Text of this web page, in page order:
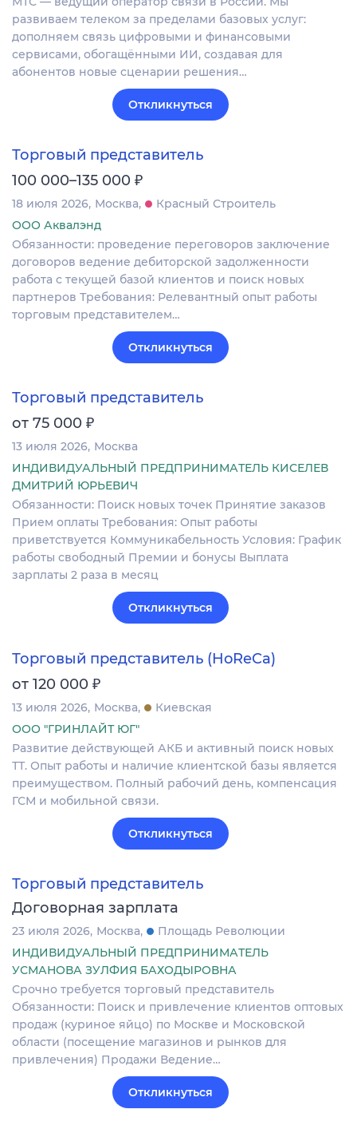
развиваем телеком за пределами базовых услуг:
дополняем связь цифровыми и финансовыми
сервисами, обогащёнными ИИ, создавая для
абонентов новые сценарии решения…
Откликнуться
Торговый представитель
100 000–135 000 ₽
18 июля 2026 Москва
Красный Строитель
ООО Аквалэнд
Обязанности: проведение переговоров заключение
договоров ведение дебиторской задолженности
работа с текущей базой клиентов и поиск новых
партнеров Требования: Релевантный опыт работы
торговым представителем…
Откликнуться
Торговый представитель
от 75 000 ₽
13 июля 2026 Москва
ИНДИВИДУАЛЬНЫЙ ПРЕДПРИНИМАТЕЛЬ КИСЕЛЕВ
ДМИТРИЙ ЮРЬЕВИЧ
Обязанности: Поиск новых точек Принятие заказов
Прием оплаты Требования: Опыт работы
приветствуется Коммуникабельность Условия: График
работы свободный Премии и бонусы Выплата
зарплаты 2 раза в месяц
Откликнуться
Торговый представитель (HoReCa)
от 120 000 ₽
13 июля 2026 Москва
Киевская
ООО "ГРИНЛАЙТ ЮГ"
Развитие действующей АКБ и активный поиск новых
ТТ. Опыт работы и наличие клиентской базы является
преимуществом. Полный рабочий день, компенсация
ГСМ и мобильной связи.
Откликнуться
Торговый представитель
Договорная зарплата
23 июля 2026 Москва
Площадь Революции
ИНДИВИДУАЛЬНЫЙ ПРЕДПРИНИМАТЕЛЬ
УСМАНОВА ЗУЛФИЯ БАХОДЫРОВНА
Срочно требуется торговый представитель
Обязанности: Поиск и привлечение клиентов оптовых
продаж (куриное яйцо) по Москве и Московской
области (посещение магазинов и рынков для
привлечения) Продажи Ведение…
Откликнуться